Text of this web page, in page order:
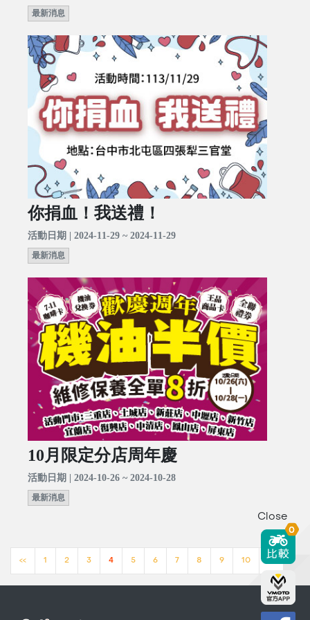
最新消息
你捐血！我送禮！
活動日期 | 2024-11-29 ~ 2024-11-29
最新消息
10月限定分店周年慶
活動日期 | 2024-10-26 ~ 2024-10-28
最新消息
<< 1 2 3 4 5 6 7 8 9 10 >>
Close
0